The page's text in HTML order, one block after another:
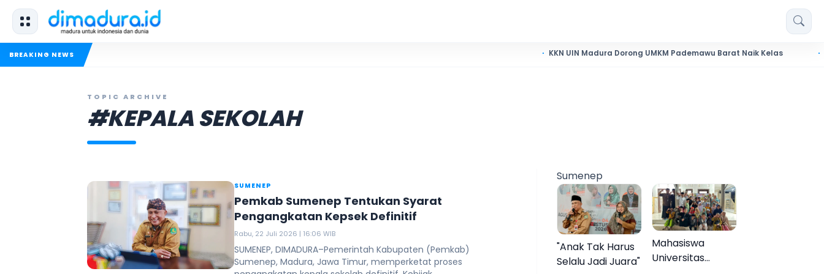
BREAKING NEWS KKN UIN Madura Dorong UMKM Pademawu Barat Naik Kelas Pendidikan
TOPIC ARCHIVE
#KEPALA SEKOLAH
SUMENEP
Pemkab Sumenep Tentukan Syarat
Pengangkatan Kepsek Definitif
Rabu, 22 Juli 2026 | 16:06 WIB
SUMENEP, DIMADURA–Pemerintah Kabupaten (Pemkab)
Sumenep, Madura, Jawa Timur, memperketat proses
Sumenep
"Anak Tak Harus
Selalu Jadi Juara"
Mahasiswa
Universitas